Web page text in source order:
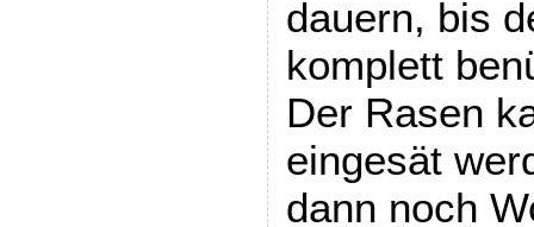
dauern, bis
komplett
Der Rasen
eingesät
dann noch